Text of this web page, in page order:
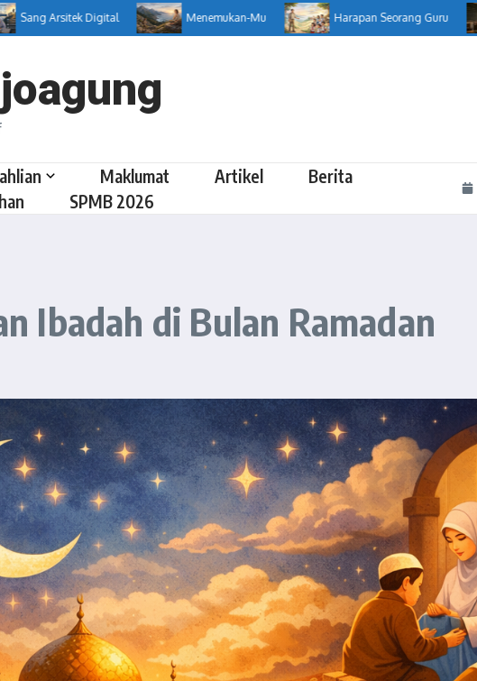
Arsitek Digital Menemukan-Mu Harapan Seorang Guru
Maklumat Artikel
Berita
SPMB 2026
Ibadah di Bulan Ramadan